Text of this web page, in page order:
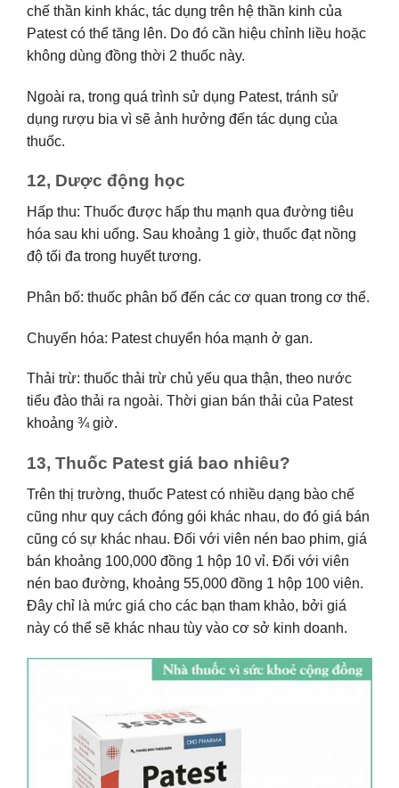
chế thần kinh khác, tác dụng trên hệ thần kinh của
Patest có thể tăng lên. Do đó cần hiệu chỉnh liều hoặc
không dùng đồng thời 2 thuốc này.
Ngoài ra, trong quá trình sử dụng Patest, tránh sử
dụng rượu bia vì sẽ ảnh hưởng đến tác dụng của
thuốc.
12, Dược động học
Hấp thu: Thuốc được hấp thu mạnh qua đường tiêu
hóa sau khi uống. Sau khoảng 1 giờ, thuốc đạt nồng
độ tối đa trong huyết tương.
Phân bố: thuốc phân bố đến các cơ quan trong cơ thể.
Chuyển hóa: Patest chuyển hóa mạnh ở gan.
Thải trừ: thuốc thải trừ chủ yếu qua thận, theo nước
tiểu đào thải ra ngoài. Thời gian bán thải của Patest
khoảng ¾ giờ.
13, Thuốc Patest giá bao nhiêu?
Trên thị trường, thuốc Patest có nhiều dạng bào chế
cũng như quy cách đóng gói khác nhau, do đó giá bán
cũng có sự khác nhau. Đối với viên nén bao phim, giá
bán khoảng 100,000 đồng 1 hộp 10 vỉ. Đối với viên
nén bao đường, khoảng 55,000 đồng 1 hộp 100 viên.
Đây chỉ là mức giá cho các bạn tham khảo, bởi giá
này có thể sẽ khác nhau tùy vào cơ sở kinh doanh.